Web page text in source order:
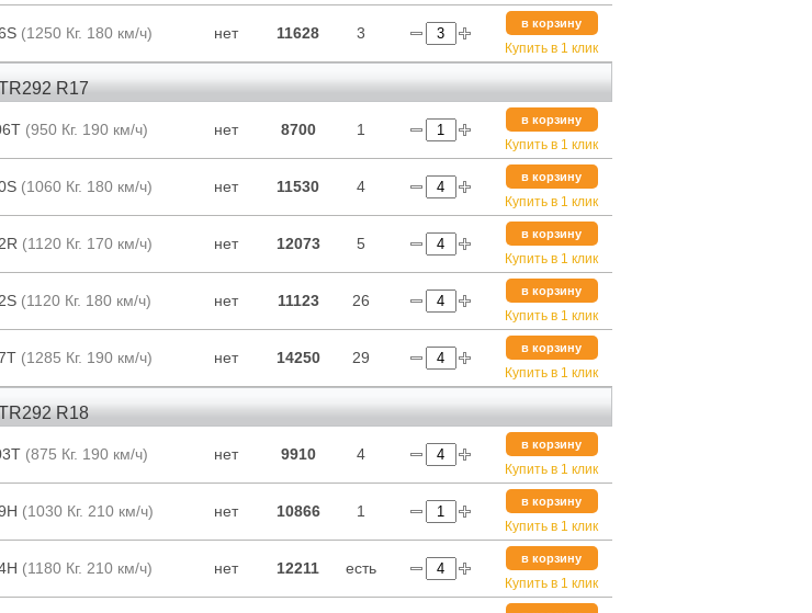
(1250 Кг. 180 км/ч) нет 11628 3
в корзину
Купить в 1 клик
R17
(950 Кг. 190 км/ч) нет 8700 1
в корзину
Купить в 1 клик
(1060 Кг. 180 км/ч) нет 11530 4
в корзину
Купить в 1 клик
(1120 Кг. 170 км/ч) нет 12073 5
в корзину
Купить в 1 клик
(1120 Кг. 180 км/ч) нет 11123 26
в корзину
Купить в 1 клик
(1285 Кг. 190 км/ч) нет 14250 29
в корзину
Купить в 1 клик
R18
(875 Кг. 190 км/ч) нет 9910 4
в корзину
Купить в 1 клик
(1030 Кг. 210 км/ч) нет 10866 1
в корзину
Купить в 1 клик
(1180 Кг. 210 км/ч) нет 12211 есть
в корзину
Купить в 1 клик